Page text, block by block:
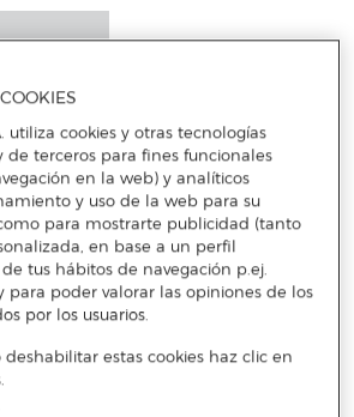
utiliza cookies y otras tecnologías
de terceros para fines funcionales
en la web) y analíticos
y uso de la web para su
para mostrarte publicidad (tanto
en base a un perfil
tus hábitos de navegación p.ej.
para poder valorar las opiniones de los
por los usuarios.
estas cookies haz clic en